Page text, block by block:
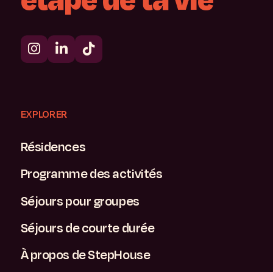
EXPLORER
Résidences
Programme des activités
Séjours pour groupes
Séjours de courte durée
À propos de StepHouse